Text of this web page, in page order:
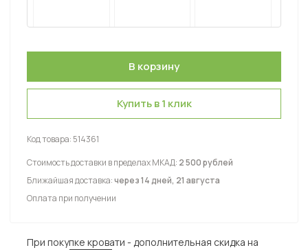
Купить в 1 клик
Код товара: 514361
Стоимость доставки в пределах МКАД: 2 500 рублей
Ближайшая доставка:через 14 дней, 21 августа
Оплата при получении
При покупке кровати - дополнительная скидка на